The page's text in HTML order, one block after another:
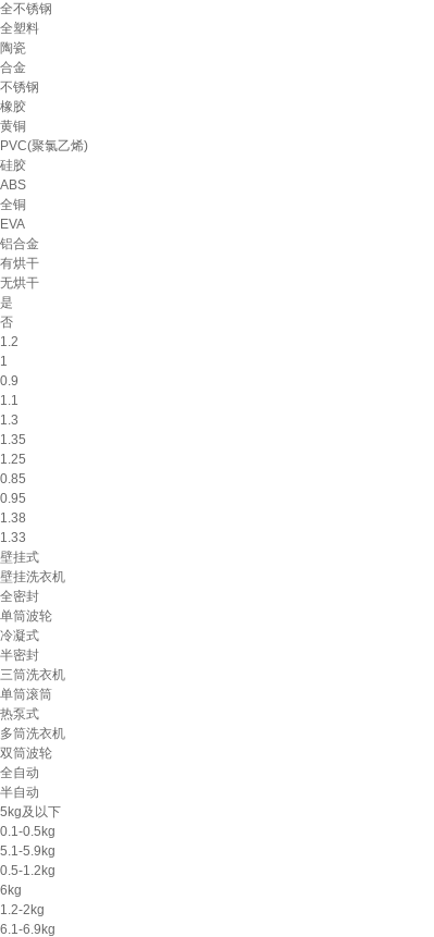
全不锈钢
全塑料
陶瓷
合金
不锈钢
橡胶
黄铜
PVC(聚氯乙烯)
硅胶
ABS
全铜
EVA
铝合金
有烘干
无烘干
是
否
1.2
1
0.9
1.1
1.3
1.35
1.25
0.85
0.95
1.38
1.33
壁挂式
壁挂洗衣机
全密封
单筒波轮
冷凝式
半密封
三筒洗衣机
单筒滚筒
热泵式
多筒洗衣机
双筒波轮
全自动
半自动
5kg及以下
0.1-0.5kg
5.1-5.9kg
0.5-1.2kg
6kg
1.2-2kg
6.1-6.9kg